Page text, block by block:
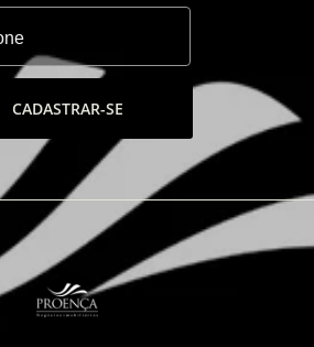
CADASTRAR-SE